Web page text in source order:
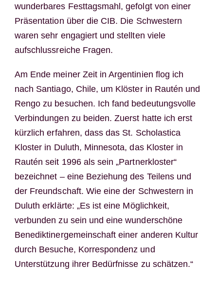
wunderbares Festtagsmahl, gefolgt von einer
Präsentation über die CIB. Die Schwestern
waren sehr engagiert und stellten viele
aufschlussreiche Fragen.
Am Ende meiner Zeit in Argentinien flog ich
nach Santiago, Chile, um Klöster in Rautén und
Rengo zu besuchen. Ich fand bedeutungsvolle
Verbindungen zu beiden. Zuerst hatte ich erst
kürzlich erfahren, dass das St. Scholastica
Kloster in Duluth, Minnesota, das Kloster in
Rautén seit 1996 als sein „Partnerkloster“
bezeichnet – eine Beziehung des Teilens und
der Freundschaft. Wie eine der Schwestern in
Duluth erklärte: „Es ist eine Möglichkeit,
verbunden zu sein und eine wunderschöne
Benediktinergemeinschaft einer anderen Kultur
durch Besuche, Korrespondenz und
Unterstützung ihrer Bedürfnisse zu schätzen.“